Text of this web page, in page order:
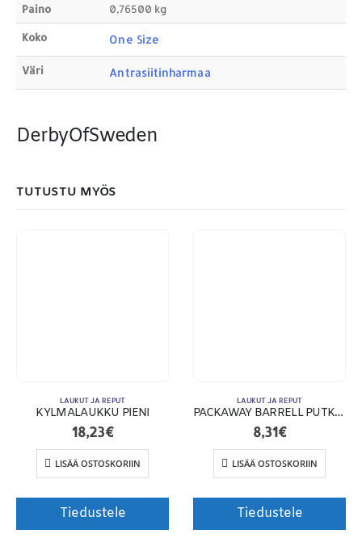
Paino 0,76500 kg
Koko One Size
Väri Antrasiitinharmaa
DerbyOfSweden
TUTUSTU MYÖS
LAUKUT JA REPUT
KYLMÄLAUKKU PIENI
18,23€
LISÄÄ OSTOSKORIIN
Tiedustele
LAUKUT JA REPUT
PACKAWAY BARRELL PUTKIKASSI
8,31€
LISÄÄ OSTOSKORIIN
Tiedustele
Products
search
Toimitusehdot